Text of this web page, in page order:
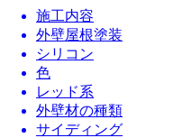
施工内容
外壁屋根塗装
シリコン
色
レッド系
外壁材の種類
サイディング